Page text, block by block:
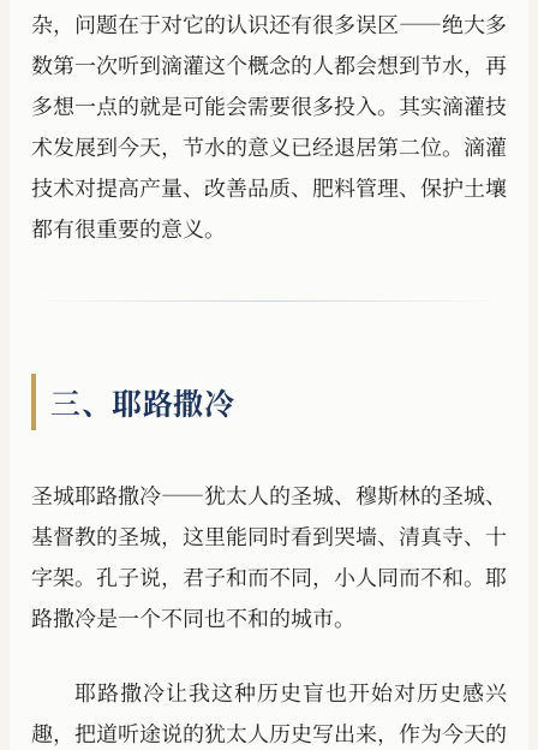
杂，问题在于对它的认识还有很多误区——绝大多
数第一次听到滴灌这个概念的人都会想到节水，再
多想一点的就是可能会需要很多投入。其实滴灌技
术发展到今天，节水的意义已经退居第二位。滴灌
技术对提高产量、改善品质、肥料管理、保护土壤
都有很重要的意义。
三、耶路撒冷
圣城耶路撒冷——犹太人的圣城、穆斯林的圣城、
基督教的圣城，这里能同时看到哭墙、清真寺、十
字架。孔子说，君子和而不同，小人同而不和。耶
路撒冷是一个不同也不和的城市。
耶路撒冷让我这种历史盲也开始对历史感兴
趣，把道听途说的犹太人历史写出来，作为今天的